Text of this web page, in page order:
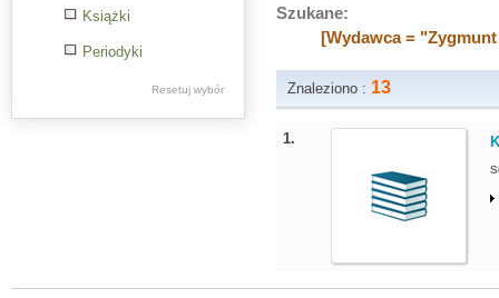
Książki
Periodyki
Resetuj wybór
Szukane:
[Wydawca =
Znaleziono : 13
1.